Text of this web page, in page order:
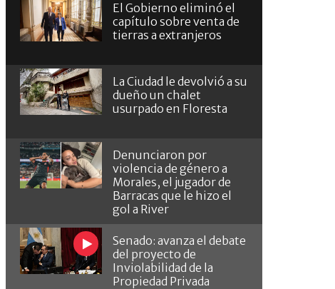
El Gobierno eliminó el
capítulo sobre venta de
tierras a extranjeros
La Ciudad le devolvió a su
dueño un chalet
usurpado en Floresta
Denunciaron por
violencia de género a
Morales, el jugador de
Barracas que le hizo el
gol a River
Senado: avanza el debate
del proyecto de
Inviolabilidad de la
Propiedad Privada